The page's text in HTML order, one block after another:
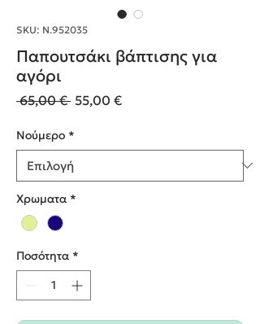
SKU: Ν.952035
Παπουτσάκι βάπτισης για
αγόρι
65,00 € Κανονική
55,00 €Τιμή
Nούμερο *
Χρωματα *
Ποσότητα *